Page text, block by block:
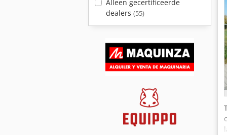
Alleen gecertificeerde
dealers (55)